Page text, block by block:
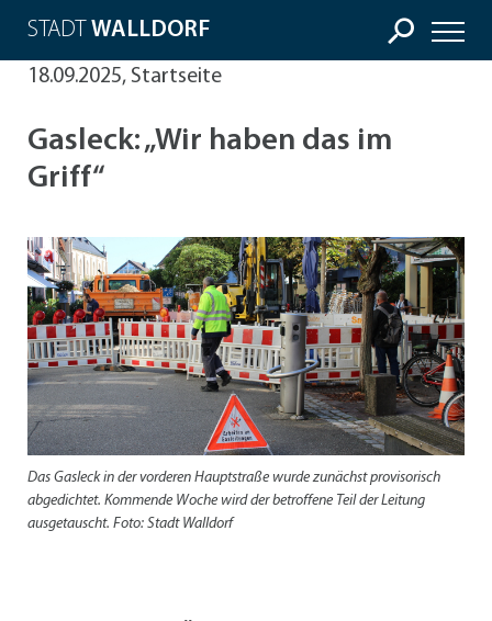
STADT WALLDORF
18.09.2025, Startseite
Gasleck: „Wir haben das im
Griff“
Das Gasleck in der vorderen Hauptstraße wurde zunächst provisorisch
abgedichtet. Kommende Woche wird der betroffene Teil der Leitung
ausgetauscht. Foto: Stadt Walldorf